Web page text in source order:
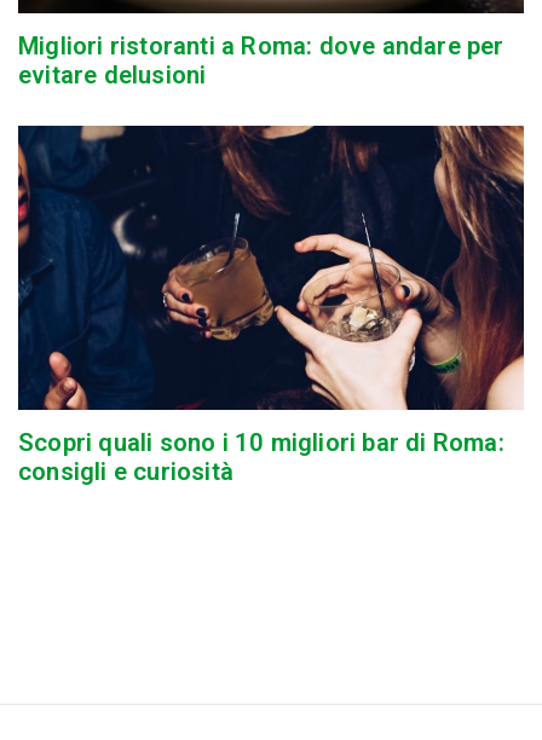
Migliori ristoranti a Roma: dove andare per
evitare delusioni
Scopri quali sono i 10 migliori bar di Roma:
consigli e curiosità